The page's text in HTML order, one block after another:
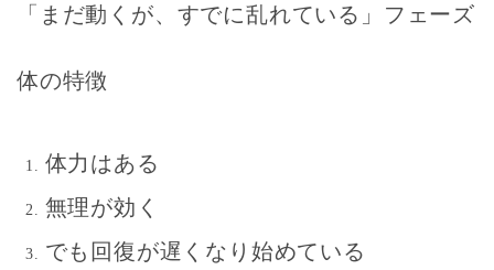
「まだ動くが、すでに乱れている」フェーズ
体の特徴
体力はある
無理が効く
でも回復が遅くなり始めている